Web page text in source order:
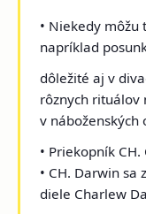
• Niekedy
napríklad
dôležité aj v
rôznych rituálov
v náboženských
• Priekopník
• CH. Darwin
diele Charlew